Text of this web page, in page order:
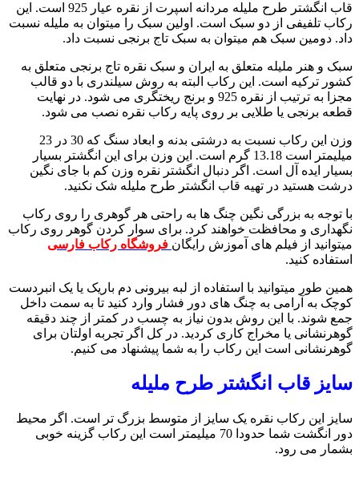
قاب انگشتر طرح ملیله مردانه اسپرت از نقره عیار 925 است. این
رکاب تلفیفی از دو سبک است. اولین سبک را میتوان به ملیله نسبت
داد. دومین سبک هم میتوان به سبک تاج برنجی نسبت داد.
سبک و هنر ملیله متعلق به ایران و سبک نقره تاج برنجی متعلق به
کشور ترکیه است. این رکاب البته به روش سیلندری با دو قالب
مجزا به ترتیب از نقره 925 و برنج ریختگری می شود. در نهایت
قطعه برنجی یا طلایی بر روی پایه رکاب نقره نصب می شود.
وزن این رکاب نسبت به درشتی بدنه و ابعاد سنگ که 30 در 23
میلیمتر است 13.18 گرم است. این وزن برای این انگشتر بسیار
بسیار ایده آل است. اگر دنبال انگشتر نقره وزن کم با جای نگین
درشت هستید در تهیه قاب انگشتر طرح ملیله شک نکنید.
با توجه به بزرگی نگین چنگ ها به راحتی هر گوهری را روی رکاب
نگهداری و محافظت خواهند کرد. برای سوار کردن گوهر روی رکاب
میتوانید از فیلم های آموزش رایگان فروشگاه رکاب فارسی
استفاده کنید.
همین طور میتوانید با استفاده از لبه بیرونی دم باریک یا یک انبردست
کوچک به آرامی به چنگ های دور فشار وارد کنید تا به سمت داخل
جمع شوند. با این روش بدون نیاز به چسب در کمتر از چند دقیقه
گوهرنشانی یا مخراج کاری کردید. در کل اگر تجربه اولتان برای
گوهرنشانی است این رکاب را به شما پیشنهاد می کنیم.
سایز قاب انگشتر طرح ملیله
سایز این رکاب نقره یک سایز از متوسط بزرگ تر است. اگر محیط
دور انگشت شما حدودا 70 میلیمتر است این رکاب گزینه خوبی
بشمار می رود.